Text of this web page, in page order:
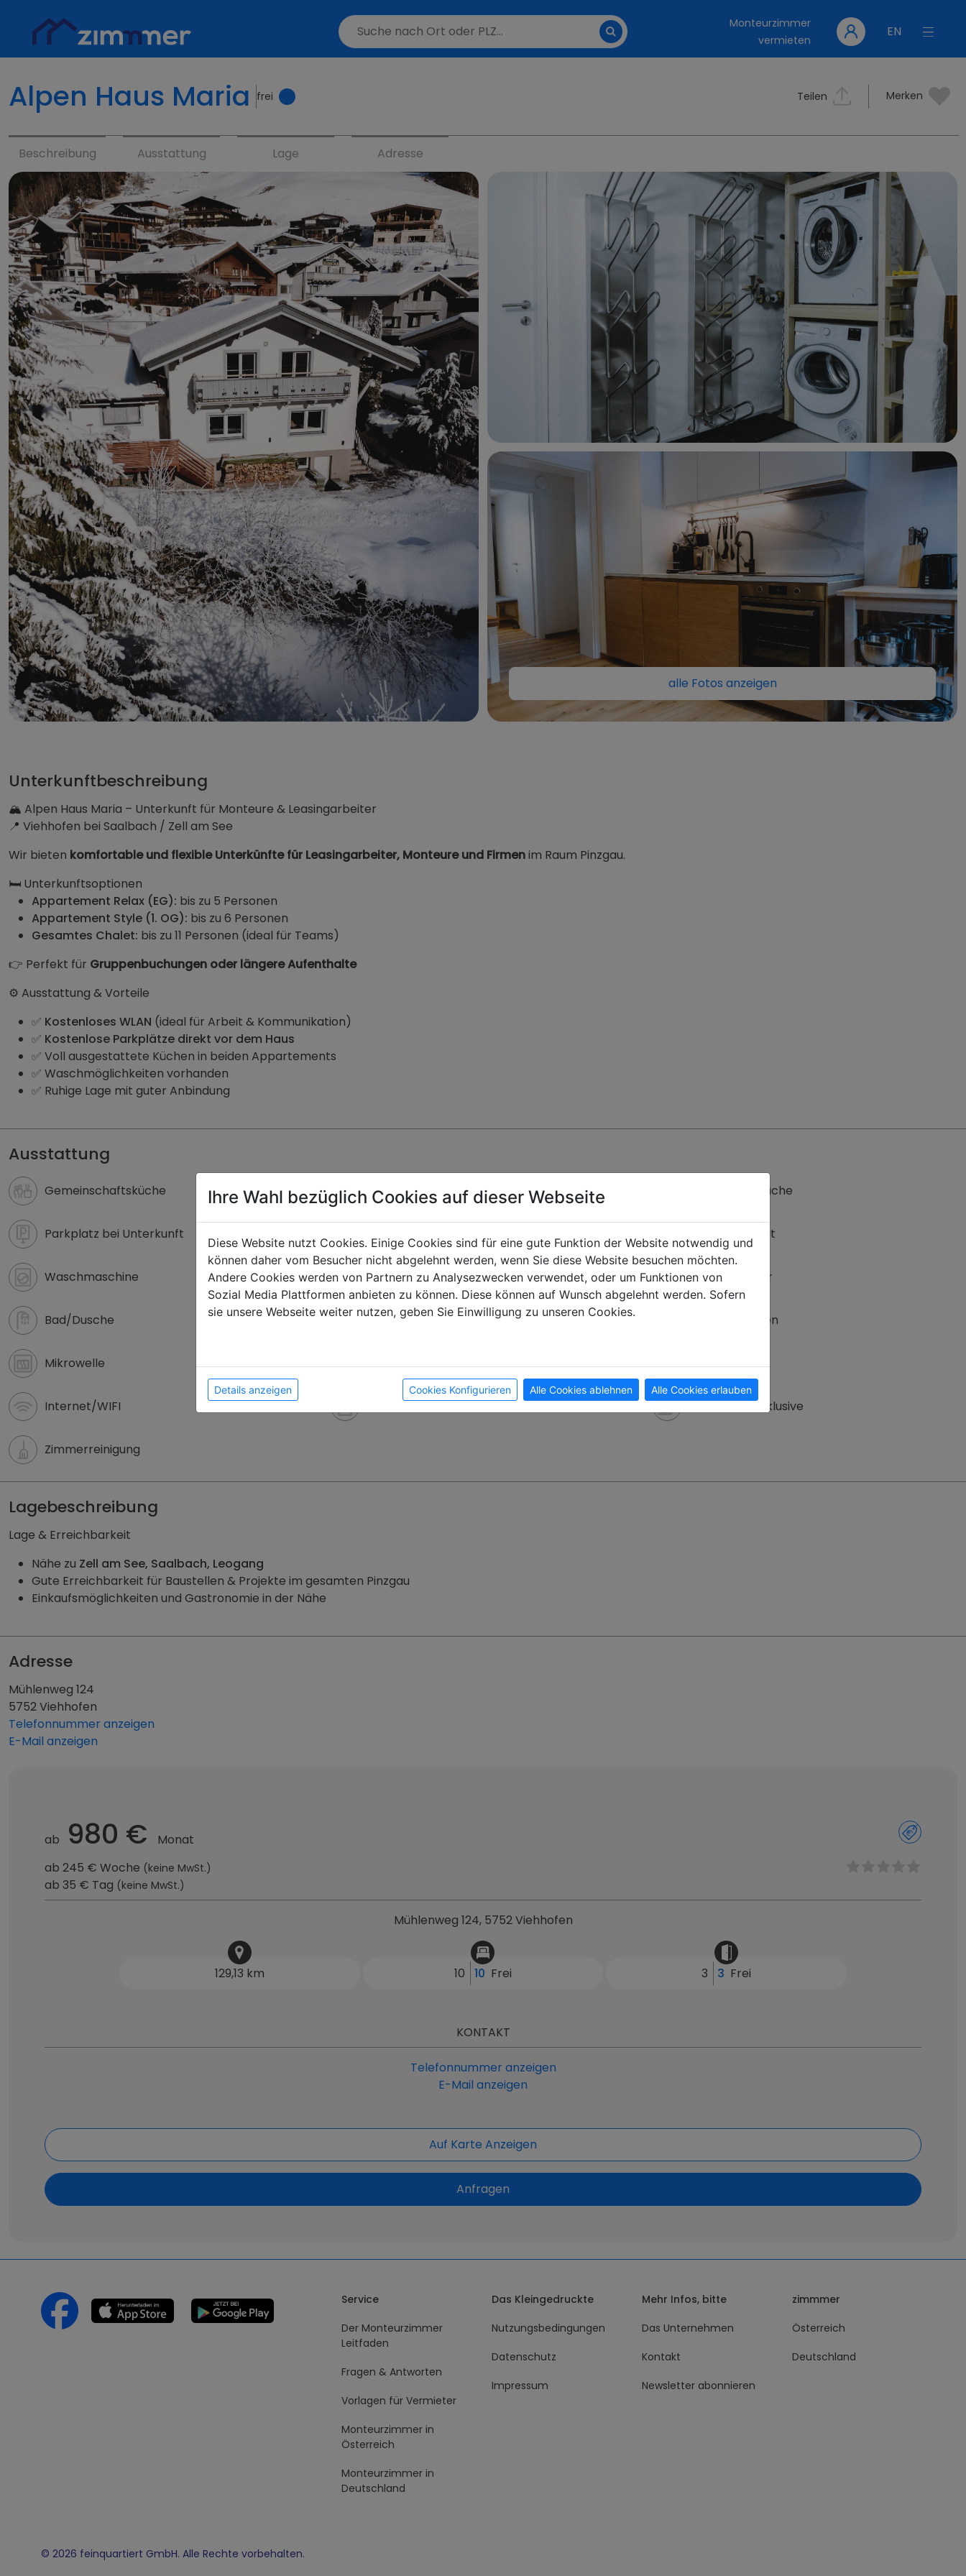
Monteurzimmer
vermieten
EN
Alpen Haus Maria frei Teilen Merken
Beschreibung Ausstattung Lage Adresse
alle Fotos anzeigen
Unterkunftbeschreibung
🏔️ Alpen Haus Maria – Unterkunft für Monteure & Leasingarbeiter
📍 Viehhofen bei Saalbach / Zell am See
Wir bieten komfortable und flexible Unterkünfte für Leasingarbeiter, Monteure und Firmenim Raum Pinzgau.
🛏️ Unterkunftsoptionen
Appartement Relax (EG): bis zu 5 Personen
Appartement Style (1. OG): bis zu 6 Personen
Gesamtes Chalet: bis zu 11 Personen (ideal für Teams)
👉 Perfekt für Gruppenbuchungen oder längere Aufenthalte
⚙️ Ausstattung & Vorteile
✅ Kostenloses WLAN (ideal für Arbeit & Kommunikation)
✅ Kostenlose Parkplätze direkt vor dem Haus
✅ Voll ausgestattete Küchen in beiden Appartements
✅ Waschmöglichkeiten vorhanden
✅ Ruhige Lage mit guter Anbindung
Ausstattung
Gemeinschaftsküche Gemeinschaftsbad + WC Persönliche Küche
Parkplatz bei Unterkunft Kaffeeautomat
Waschmaschine Wäschetrockner Geschirrspüler
Bad/Dusche Toilette Platz zum Essen
Mikrowelle Kühlschrank TV
Internet/WIFI Bettwäsche inklusive Badwäsche inklusive
Zimmerreinigung
Lagebeschreibung
Lage & Erreichbarkeit
Nähe zu Zell am See, Saalbach, Leogang
Gute Erreichbarkeit für Baustellen & Projekte im gesamten Pinzgau
Einkaufsmöglichkeiten und Gastronomie in der Nähe
Adresse
Mühlenweg 124
5752 Viehhofen
Telefonnummer anzeigen
E-Mail anzeigen
ab 980 €
Monat
ab 245 € Woche (keine MwSt.)
ab 35 € Tag (keine MwSt.)
Mühlenweg 124, 5752 Viehhofen
129,13 km 10 10 Frei 3 3 Frei
KONTAKT
Telefonnummer anzeigen
E-Mail anzeigen
Auf Karte Anzeigen
Anfragen
Service
Der Monteurzimmer
Leitfaden
Fragen & Antworten
Vorlagen für Vermieter
Monteurzimmer in
Österreich
Monteurzimmer in
Deutschland
Das Kleingedruckte
Nutzungsbedingungen
Datenschutz
Impressum
Mehr Infos, bitte
Das Unternehmen
Kontakt
Newsletter abonnieren
zimmmer
Österreich
Deutschland
© 2026 feinquartiert GmbH. Alle Rechte vorbehalten.
Ihre Wahl bezüglich Cookies auf dieser Webseite
Diese Website nutzt Cookies. Einige Cookies sind für eine gute Funktion der Website notwendig und
können daher vom Besucher nicht abgelehnt werden, wenn Sie diese Website besuchen möchten.
Andere Cookies werden von Partnern zu Analysezwecken verwendet, oder um Funktionen von
Sozial Media Plattformen anbieten zu können. Diese können auf Wunsch abgelehnt werden. Sofern
sie unsere Webseite weiter nutzen, geben Sie Einwilligung zu unseren Cookies.
Details anzeigen Cookies Konfigurieren Alle Cookies ablehnen Alle Cookies erlauben